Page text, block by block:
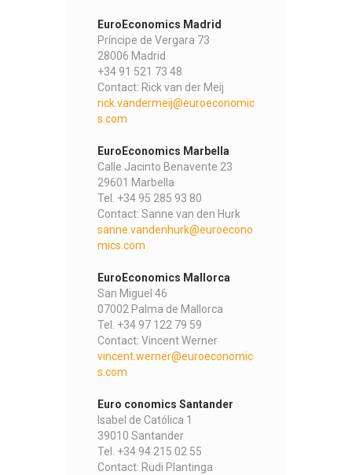
EuroEconomics Madrid
Príncipe de Vergara 73
28006 Madrid
+34 91 521 73 48
Contact: Rick van der Meij
rick.vandermeij@euroeconomic
s.com
EuroEconomics Marbella
Calle Jacinto Benavente 23
29601 Marbella
Tel. +34 95 285 93 80
Contact: Sanne van den Hurk
sanne.vandenhurk@euroecono
mics.com
EuroEconomics Mallorca
San Miguel 46
07002 Palma de Mallorca
Tel. +34 97 122 79 59
Contact: Vincent Werner
vincent.werner@euroeconomic
s.com
Euro conomics Santander
Isabel de Católica 1
39010 Santander
Tel. +34 94 215 02 55
Contact: Rudi Plantinga